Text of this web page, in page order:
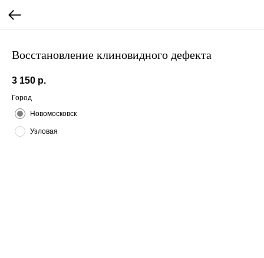
Восстановление клиновидного дефекта
3 150 р.
Город
Новомосковск
Узловая